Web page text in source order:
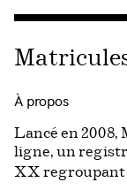
À propos
Lancé en 2008,
ligne, un
XX regroupant